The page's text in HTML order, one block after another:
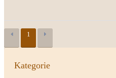
1
Kategorie